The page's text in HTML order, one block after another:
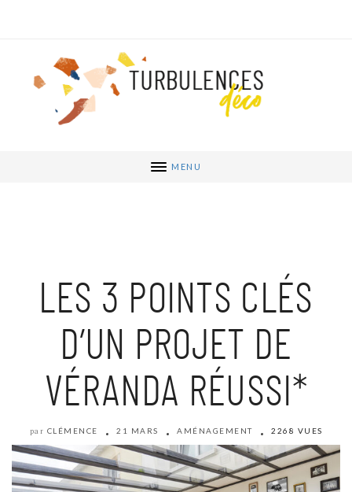
MENU
LES 3 POINTS CLÉS
D’UN PROJET DE
VÉRANDA RÉUSSI*
par CLÉMENCE 21 MARS AMÉNAGEMENT 2268 VUES